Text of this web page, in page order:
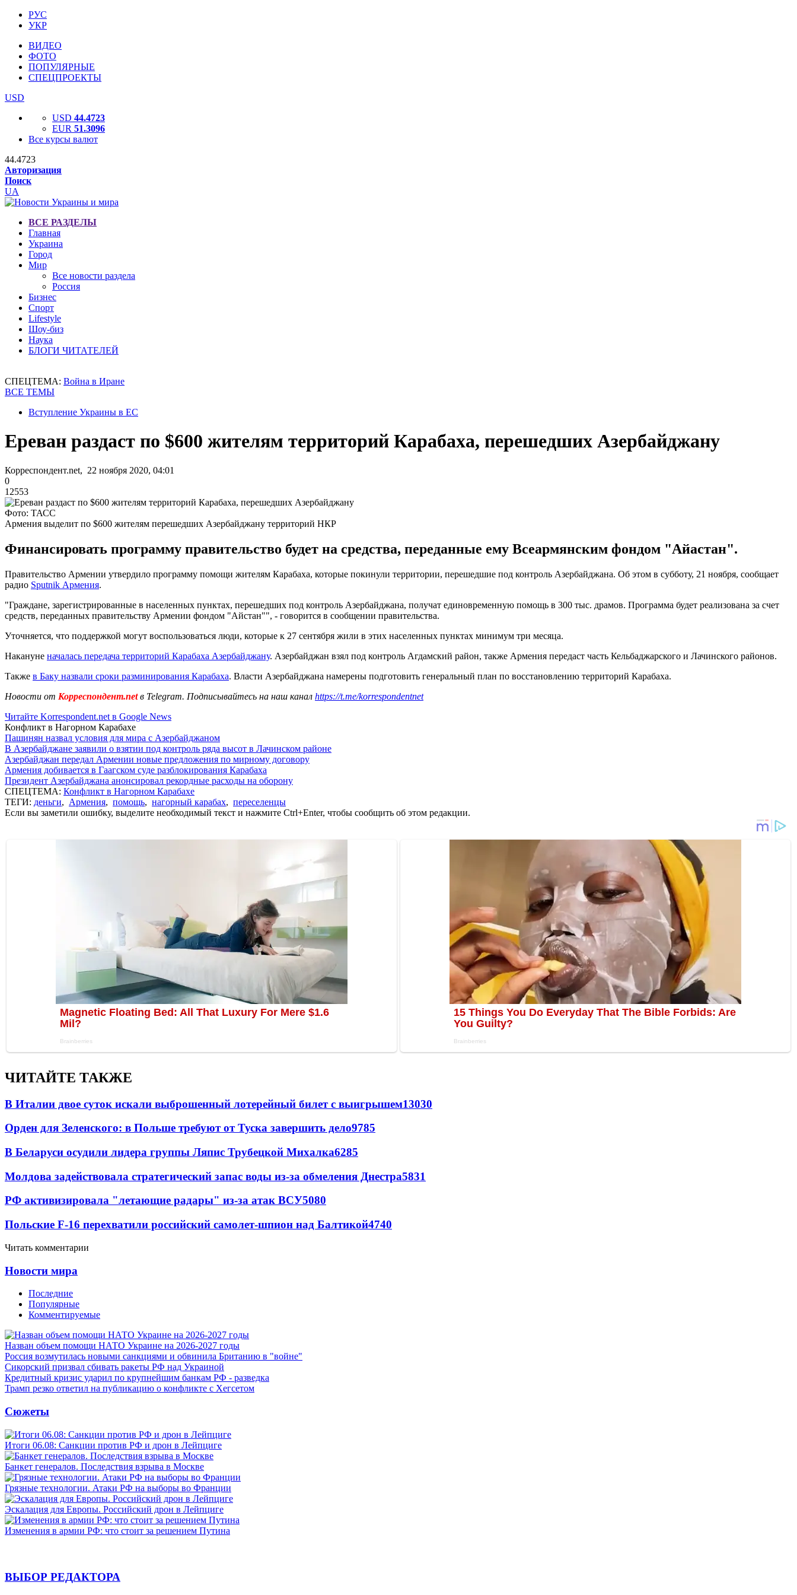
РУС
УКР
ВИДЕО
ФОТО
ПОПУЛЯРНЫЕ
СПЕЦПРОЕКТЫ
USD
USD 44.4723
EUR 51.3096
Все курсы валют
44.4723
Авторизация
Поиск
UA
ВСЕ РАЗДЕЛЫ
Главная
Украина
Город
Мир
Все новости раздела
Россия
Бизнес
Спорт
Lifestyle
Шоу-биз
Наука
БЛОГИ ЧИТАТЕЛЕЙ
СПЕЦТЕМА: Война в Иране
ВСЕ ТЕМЫ
Вступление Украины в ЕС
Ереван раздаст по $600 жителям территорий Карабаха, перешедших Азербайджану
Корреспондент.net, 22 ноября 2020, 04:01
0
12553
Фото: ТАСС
Армения выделит по $600 жителям перешедших Азербайджану территорий НКР
Финансировать программу правительство будет на средства, переданные ему Всеармянским фондом "Айастан".
Правительство Армении утвердило программу помощи жителям Карабаха, которые покинули территории, перешедшие под контроль Азербайджана. Об этом в субботу, 21 ноября, сообщает
радио Sputnik Армения.
"Граждане, зарегистрированные в населенных пунктах, перешедших под контроль Азербайджана, получат единовременную помощь в 300 тыс. драмов. Программа будет реализована за счет
средств, переданных правительству Армении фондом "Айстан"", - говорится в сообщении правительства.
Уточняется, что поддержкой могут воспользоваться люди, которые к 27 сентября жили в этих населенных пунктах минимум три месяца.
Накануне началась передача территорий Карабаха Азербайджану. Азербайджан взял под контроль Агдамский район, также Армения передаст часть Кельбаджарского и Лачинского районов.
Также в Баку назвали сроки разминирования Карабаха. Власти Азербайджана намерены подготовить генеральный план по восстановлению территорий Карабаха.
Новости от Корреспондент.netв Telegram. Подписывайтесь на наш канал https://t.me/korrespondentnet
Читайте Korrespondent.net в Google News
Конфликт в Нагорном Карабахе
Пашинян назвал условия для мира с Азербайджаном
В Азербайджане заявили о взятии под контроль ряда высот в Лачинском районе
Азербайджан передал Армении новые предложения по мирному договору
Армения добивается в Гаагском суде разблокирования Карабаха
Президент Азербайджана анонсировал рекордные расходы на оборону
СПЕЦТЕМА: Конфликт в Нагорном Карабахе
ТЕГИ: деньги, Армения, помощь, нагорный карабах, переселенцы
Если вы заметили ошибку, выделите необходимый текст и нажмите Ctrl+Enter, чтобы сообщить об этом редакции.
ЧИТАЙТЕ ТАКЖЕ
В Италии двое суток искали выброшенный лотерейный билет с выигрышем13030
Орден для Зеленского: в Польше требуют от Туска завершить дело9785
В Беларуси осудили лидера группы Ляпис Трубецкой Михалка6285
Молдова задействовала стратегический запас воды из-за обмеления Днестра5831
РФ активизировала "летающие радары" из-за атак ВСУ5080
Польские F-16 перехватили российский самолет-шпион над Балтикой4740
Читать комментарии
Новости мира
Последние
Популярные
Комментируемые
Назван объем помощи НАТО Украине на 2026-2027 годы
Россия возмутилась новыми санкциями и обвинила Британию в "войне"
Сикорский призвал сбивать ракеты РФ над Украиной
Кредитный кризис ударил по крупнейшим банкам РФ - разведка
Трамп резко ответил на публикацию о конфликте с Хегсетом
Сюжеты
Итоги 06.08: Санкции против РФ и дрон в Лейпциге
Банкет генералов. Последствия взрыва в Москве
Грязные технологии. Атаки РФ на выборы во Франции
Эскалация для Европы. Российский дрон в Лейпциге
Изменения в армии РФ: что стоит за решением Путина
ВЫБОР РЕДАКТОРА